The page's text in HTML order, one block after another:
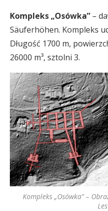
Kompleks „Osówka” –
Säuferhöhen. Kompleks
Długość 1700 m,
26000 m³, sztolni 3.
Kompleks „Osówka” –